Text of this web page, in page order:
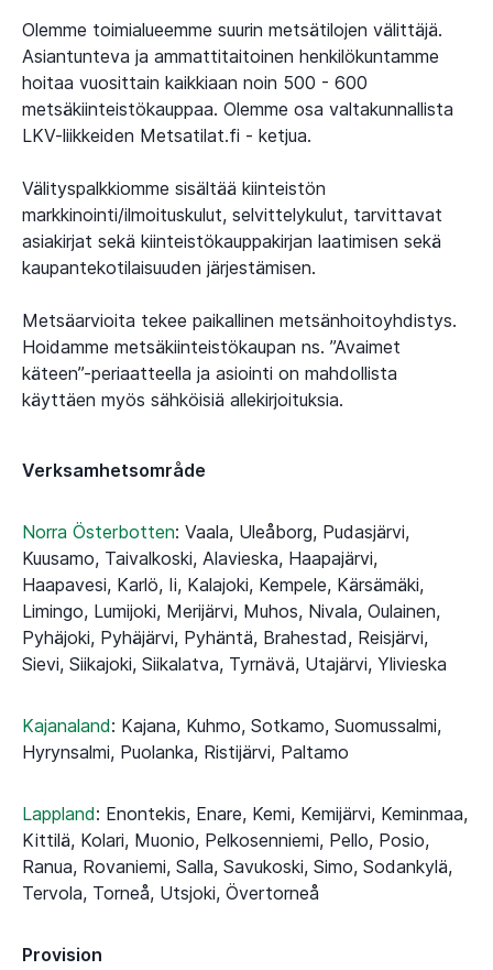
Olemme toimialueemme suurin metsätilojen välittäjä.
Asiantunteva ja ammattitaitoinen henkilökuntamme
hoitaa vuosittain kaikkiaan noin 500 - 600
metsäkiinteistökauppaa. Olemme osa valtakunnallista
LKV-liikkeiden Metsatilat.fi - ketjua.
Välityspalkkiomme sisältää kiinteistön
markkinointi/ilmoituskulut, selvittelykulut, tarvittavat
asiakirjat sekä kiinteistökauppakirjan laatimisen sekä
kaupantekotilaisuuden järjestämisen.
Metsäarvioita tekee paikallinen metsänhoitoyhdistys.
Hoidamme metsäkiinteistökaupan ns. ”Avaimet
käteen”-periaatteella ja asiointi on mahdollista
käyttäen myös sähköisiä allekirjoituksia.
Verksamhetsområde
Norra Österbotten: Vaala, Uleåborg, Pudasjärvi,
Kuusamo, Taivalkoski, Alavieska, Haapajärvi,
Haapavesi, Karlö, Ii, Kalajoki, Kempele, Kärsämäki,
Limingo, Lumijoki, Merijärvi, Muhos, Nivala, Oulainen,
Pyhäjoki, Pyhäjärvi, Pyhäntä, Brahestad, Reisjärvi,
Sievi, Siikajoki, Siikalatva, Tyrnävä, Utajärvi, Ylivieska
Kajanaland: Kajana, Kuhmo, Sotkamo, Suomussalmi,
Hyrynsalmi, Puolanka, Ristijärvi, Paltamo
Lappland: Enontekis, Enare, Kemi, Kemijärvi, Keminmaa,
Kittilä, Kolari, Muonio, Pelkosenniemi, Pello, Posio,
Ranua, Rovaniemi, Salla, Savukoski, Simo, Sodankylä,
Tervola, Torneå, Utsjoki, Övertorneå
Provision